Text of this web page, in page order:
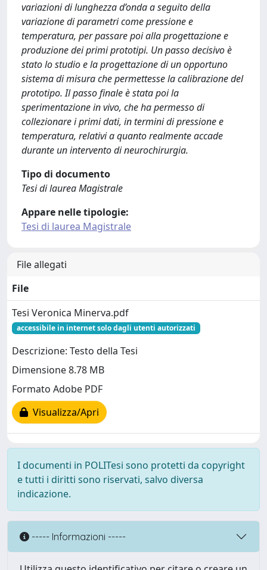
variazioni di lunghezza d’onda a seguito della
variazione di parametri come pressione e
temperatura, per passare poi alla progettazione e
produzione dei primi prototipi. Un passo decisivo è
stato lo studio e la progettazione di un opportuno
sistema di misura che permettesse la calibrazione del
prototipo. Il passo finale è stata poi la
sperimentazione in vivo, che ha permesso di
collezionare i primi dati, in termini di pressione e
temperatura, relativi a quanto realmente accade
durante un intervento di neurochirurgia.
Tipo di documento
Tesi di laurea Magistrale
Appare nelle tipologie:
Tesi di laurea Magistrale
File allegati
File
Tesi Veronica Minerva.pdf
accessibile in internet solo dagli utenti autorizzati
Descrizione: Testo della Tesi
Dimensione 8.78 MB
Formato Adobe PDF
Visualizza/Apri
I documenti in POLITesi sono protetti da copyright
e tutti i diritti sono riservati, salvo diversa
indicazione.
----- Informazioni -----